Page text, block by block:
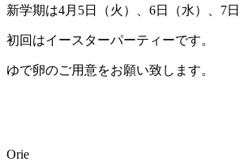
新学期は4月5日（火）、6日（水）、7日
初回はイースターパーティーです。
ゆで卵のご用意をお願い致します。
Orie